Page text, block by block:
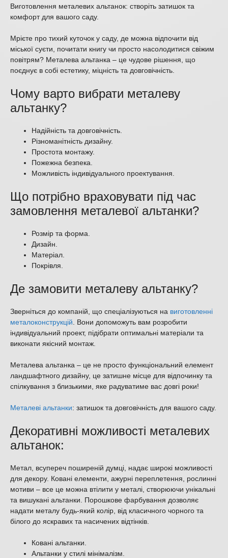
Виготовлення металевих альтанок: створіть затишок та
комфорт для вашого саду.
Мрієте про тихий куточок у саду, де можна відпочити від
міської суєти, почитати книгу чи просто насолодитися свіжим
повітрям? Металева альтанка – це чудове рішення, що
поєднує в собі естетику, міцність та довговічність.
Чому варто вибрати металеву
альтанку?
Надійність та довговічність.
Різноманітність дизайну.
Простота монтажу.
Пожежна безпека.
Можливість індивідуального проектування.
Що потрібно враховувати під час
замовлення металевої альтанки?
Розмір та форма.
Дизайн.
Матеріал.
Покрівля.
Де замовити металеву альтанку?
Зверніться до компаній, що спеціалізуються на виготовленні
металоконструкцій . Вони допоможуть вам розробити
індивідуальний проект, підібрати оптимальні матеріали та
виконати якісний монтаж.
Металева альтанка – це не просто функціональний елемент
ландшафтного дизайну, це затишне місце для відпочинку та
спілкування з близькими, яке радуватиме вас довгі роки!
Металеві альтанки: затишок та довговічність для вашого саду.
Декоративні можливості металевих
альтанок:
Метал, всупереч поширеній думці, надає широкі можливості
для декору. Ковані елементи, ажурні переплетення, рослинні
мотиви – все це можна втілити у металі, створюючи унікальні
та вишукані альтанки. Порошкове фарбування дозволяє
надати металу будь-який колір, від класичного чорного та
білого до яскравих та насичених відтінків.
Ковані альтанки.
Альтанки у стилі мінімалізм.